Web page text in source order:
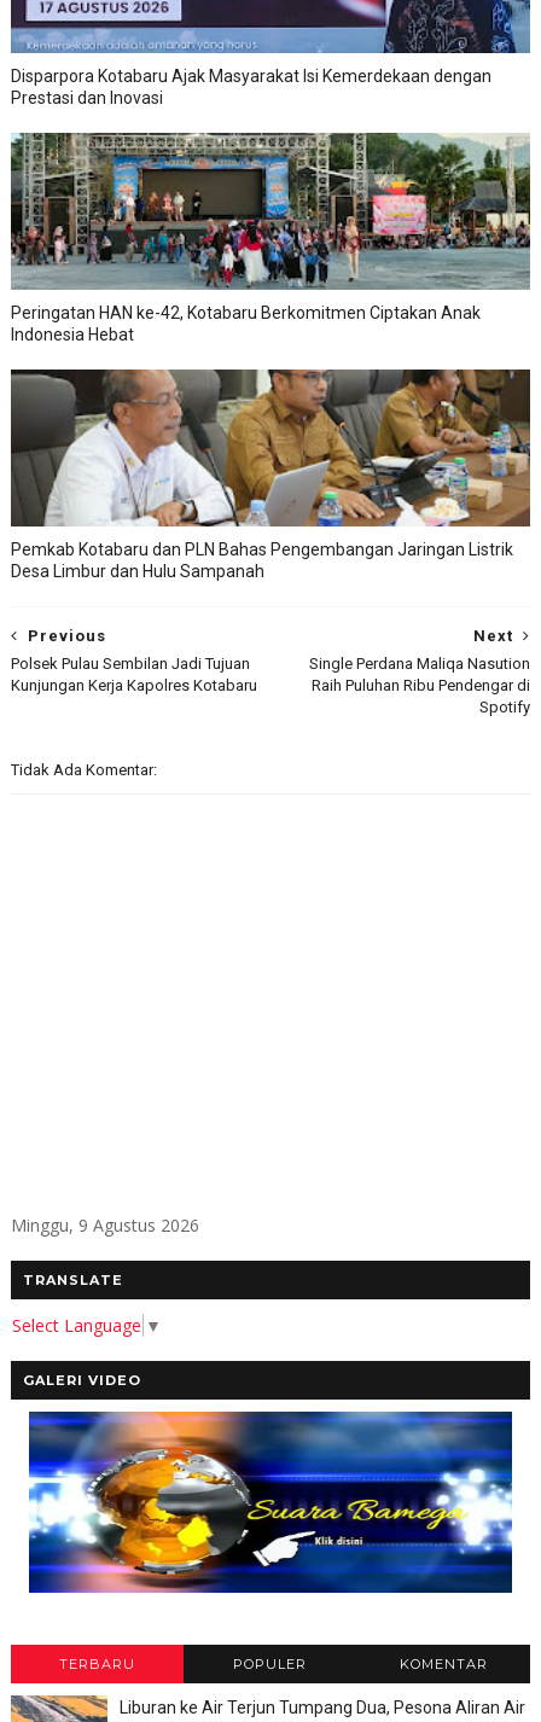
Disparpora Kotabaru Ajak Masyarakat Isi Kemerdekaan dengan
Prestasi dan Inovasi
Peringatan HAN ke-42, Kotabaru Berkomitmen Ciptakan Anak
Indonesia Hebat
Pemkab Kotabaru dan PLN Bahas Pengembangan Jaringan Listrik
Desa Limbur dan Hulu Sampanah
Next
Single Perdana Maliqa Nasution
Raih Puluhan Ribu Pendengar di
Spotify
Previous
Polsek Pulau Sembilan Jadi Tujuan
Kunjungan Kerja Kapolres Kotabaru
Tidak Ada Komentar:
Minggu, 9 Agustus 2026
TRANSLATE
Select Language ▼
GALERI VIDEO
TERBARU POPULER KOMENTAR
Liburan ke Air Terjun Tumpang Dua, Pesona Aliran Air